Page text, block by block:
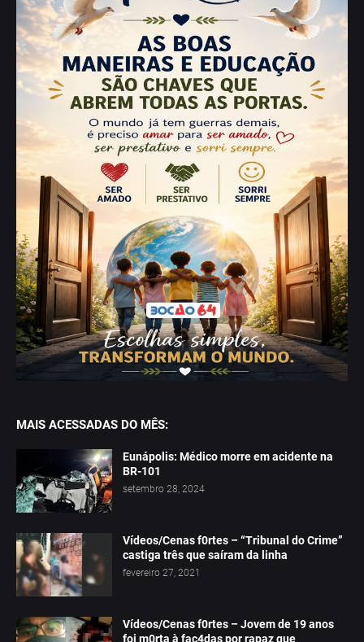
MAIS ACESSADAS DO MÊS:
Eunápolis: Médico morre em acidente na
BR-101
setembro 28, 2024
Vídeos/Cenas f0rtes – “Tribunal do Crime”
castiga três que saíram da linha
fevereiro 27, 2021
Vídeos/Cenas f0rtes – Jovem de 19 anos
foi m0rta à fac4das por rapaz que